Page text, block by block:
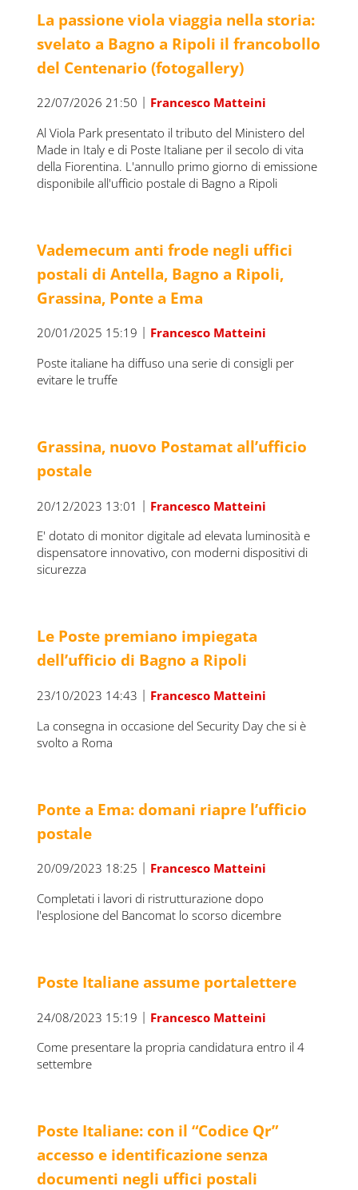
La passione viola viaggia nella storia:
svelato a Bagno a Ripoli il francobollo
del Centenario (fotogallery)
22/07/2026 21:50 | Francesco Matteini
Al Viola Park presentato il tributo del Ministero del
Made in Italy e di Poste Italiane per il secolo di vita
della Fiorentina. L'annullo primo giorno di emissione
disponibile all'ufficio postale di Bagno a Ripoli
Vademecum anti frode negli uffici
postali di Antella, Bagno a Ripoli,
Grassina, Ponte a Ema
20/01/2025 15:19 | Francesco Matteini
Poste italiane ha diffuso una serie di consigli per
evitare le truffe
Grassina, nuovo Postamat all’ufficio
postale
20/12/2023 13:01 | Francesco Matteini
E' dotato di monitor digitale ad elevata luminosità e
dispensatore innovativo, con moderni dispositivi di
sicurezza
Le Poste premiano impiegata
dell’ufficio di Bagno a Ripoli
23/10/2023 14:43 | Francesco Matteini
La consegna in occasione del Security Day che si è
svolto a Roma
Ponte a Ema: domani riapre l’ufficio
postale
20/09/2023 18:25 | Francesco Matteini
Completati i lavori di ristrutturazione dopo
l'esplosione del Bancomat lo scorso dicembre
Poste Italiane assume portalettere
24/08/2023 15:19 | Francesco Matteini
Come presentare la propria candidatura entro il 4
settembre
Poste Italiane: con il “Codice Qr”
accesso e identificazione senza
documenti negli uffici postali